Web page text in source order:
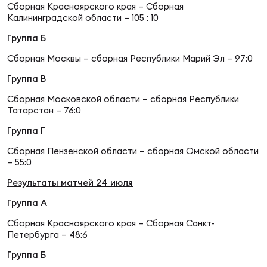
Сборная Красноярского края – Сборная
Калининградской области – 105 : 10
Группа Б
Сборная Москвы – сборная Республики Марий Эл – 97:0
Группа В
Сборная Московской области – сборная Республики
Татарстан – 76:0
Группа Г
Сборная Пензенской области – сборная Омской области
– 55:0
Результаты матчей 24 июля
Группа А
Сборная Красноярского края – Сборная Санкт-
Петербурга – 48:6
Группа Б